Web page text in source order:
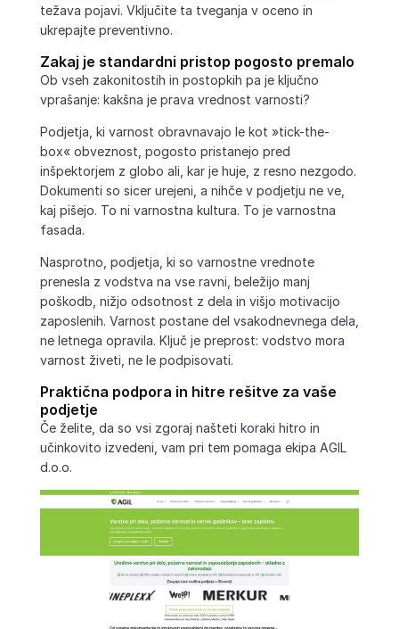
težava pojavi. Vključite ta tveganja v oceno in
ukrepajte preventivno.
Zakaj je standardni pristop pogosto premalo
Ob vseh zakonitostih in postopkih pa je ključno
vprašanje: kakšna je prava vrednost varnosti?
Podjetja, ki varnost obravnavajo le kot »tick-the-
box« obveznost, pogosto pristanejo pred
inšpektorjem z globo ali, kar je huje, z resno nezgodo.
Dokumenti so sicer urejeni, a nihče v podjetju ne ve,
kaj pišejo. To ni varnostna kultura. To je varnostna
fasada.
Nasprotno, podjetja, ki so varnostne vrednote
prenesla z vodstva na vse ravni, beležijo manj
poškodb, nižjo odsotnost z dela in višjo motivacijo
zaposlenih. Varnost postane del vsakodnevnega dela,
ne letnega opravila. Ključ je preprost: vodstvo mora
varnost živeti, ne le podpisovati.
Praktična podpora in hitre rešitve za vaše
podjetje
Če želite, da so vsi zgoraj našteti koraki hitro in
učinkovito izvedeni, vam pri tem pomaga ekipa AGIL
d.o.o.